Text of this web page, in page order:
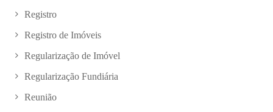
Registro
Registro de Imóveis
Regularização de Imóvel
Regularização Fundiária
Reunião